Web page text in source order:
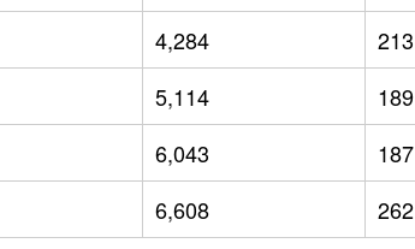
4,284 213
5,114 189
6,043 187
6,608 262